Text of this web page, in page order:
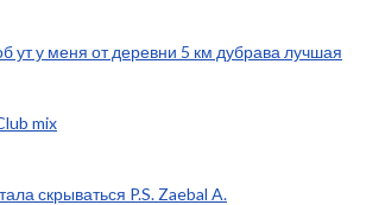
ут у меня от деревни 5 км дубрава лучшая
mix
скрываться P.S. Zaebal A.